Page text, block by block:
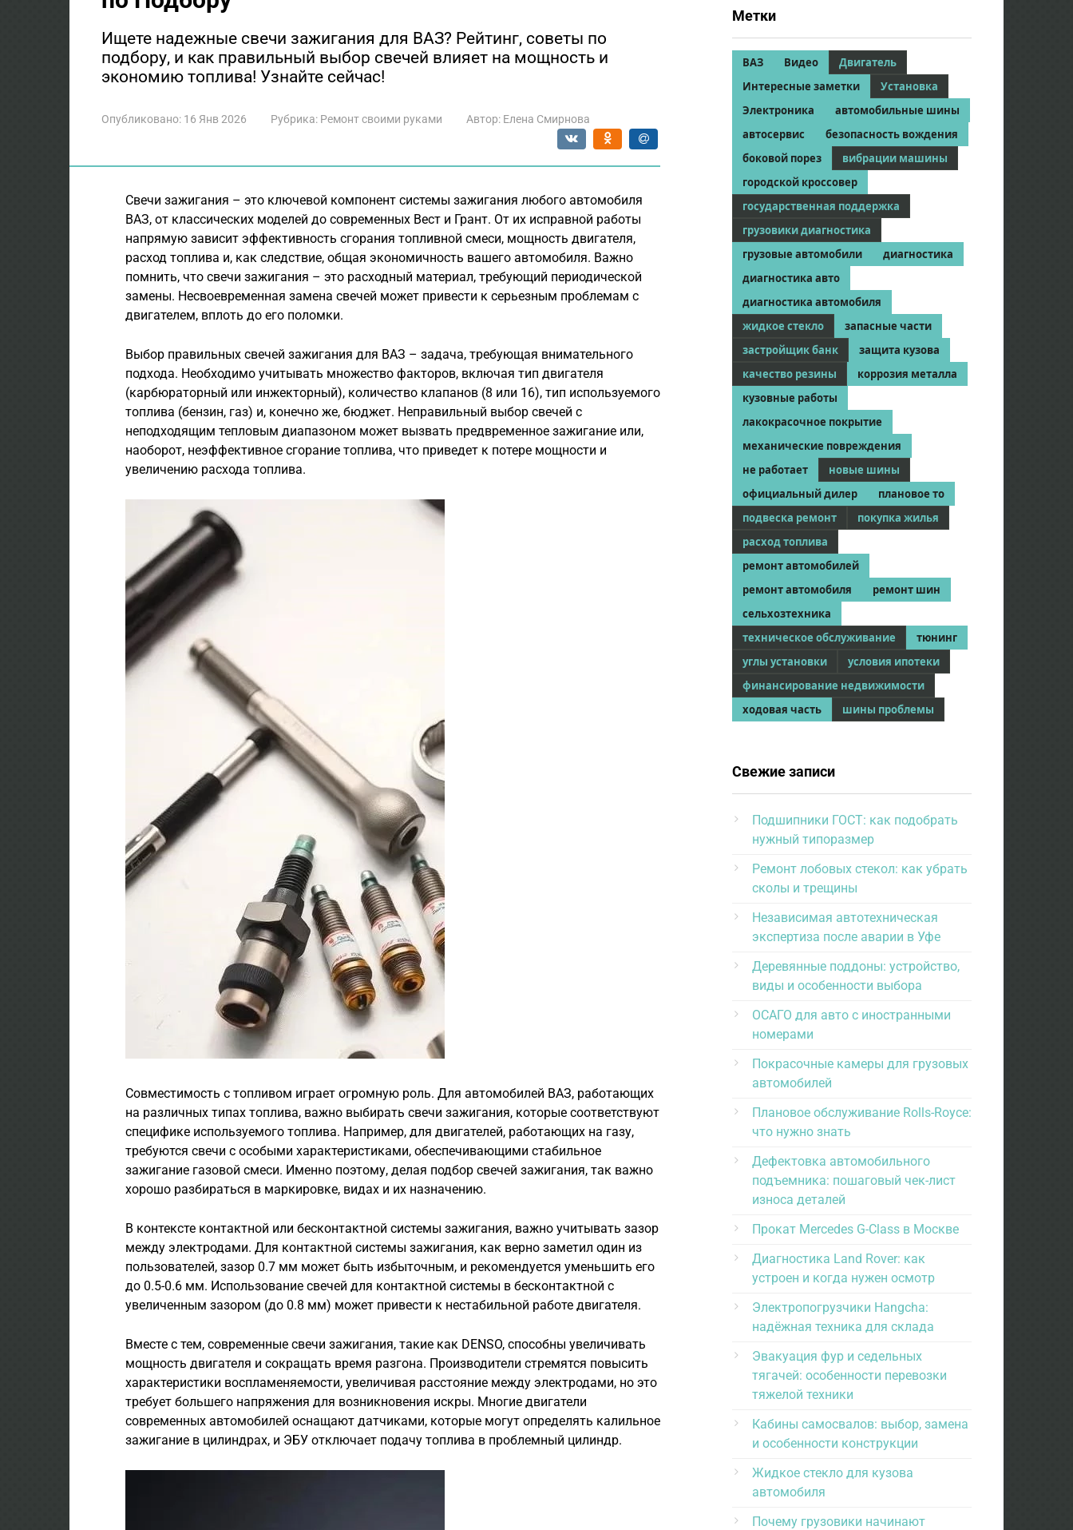
Ищете надежные свечи зажигания для ВАЗ? Рейтинг, советы по
подбору, и как правильный выбор свечей влияет на мощность и
экономию топлива! Узнайте сейчас!
Опубликовано: 16 Янв 2026 Рубрика: Ремонт своими руками Автор: Елена Смирнова
Свечи зажигания – это ключевой компонент системы зажигания любого автомобиля
ВАЗ, от классических моделей до современных Вест и Грант. От их исправной работы
напрямую зависит эффективность сгорания топливной смеси, мощность двигателя,
расход топлива и, как следствие, общая экономичность вашего автомобиля. Важно
помнить, что свечи зажигания – это расходный материал, требующий периодической
замены. Несвоевременная замена свечей может привести к серьезным проблемам с
двигателем, вплоть до его поломки.
Выбор правильных свечей зажигания для ВАЗ – задача, требующая внимательного
подхода. Необходимо учитывать множество факторов, включая тип двигателя
(карбюраторный или инжекторный), количество клапанов (8 или 16), тип используемого
топлива (бензин, газ) и, конечно же, бюджет. Неправильный выбор свечей с
неподходящим тепловым диапазоном может вызвать предвременное зажигание или,
наоборот, неэффективное сгорание топлива, что приведет к потере мощности и
увеличению расхода топлива.
Совместимость с топливом играет огромную роль. Для автомобилей ВАЗ, работающих
на различных типах топлива, важно выбирать свечи зажигания, которые соответствуют
специфике используемого топлива. Например, для двигателей, работающих на газу,
требуются свечи с особыми характеристиками, обеспечивающими стабильное
зажигание газовой смеси. Именно поэтому, делая подбор свечей зажигания, так важно
хорошо разбираться в маркировке, видах и их назначению.
В контексте контактной или бесконтактной системы зажигания, важно учитывать зазор
между электродами. Для контактной системы зажигания, как верно заметил один из
пользователей, зазор 0.7 мм может быть избыточным, и рекомендуется уменьшить его
до 0.5-0.6 мм. Использование свечей для контактной системы в бесконтактной с
увеличенным зазором (до 0.8 мм) может привести к нестабильной работе двигателя.
Вместе с тем, современные свечи зажигания, такие как DENSO, способны увеличивать
мощность двигателя и сокращать время разгона. Производители стремятся повысить
характеристики воспламеняемости, увеличивая расстояние между электродами, но это
требует большего напряжения для возникновения искры. Многие двигатели
современных автомобилей оснащают датчиками, которые могут определять калильное
зажигание в цилиндрах, и ЭБУ отключает подачу топлива в проблемный цилиндр.
Метки
ВАЗ Видео
Двигатель
Интересные заметки
Установка
Электроника
автомобильные шины
автосервис
безопасность вождения
боковой порез
вибрации машины
городской кроссовер
государственная поддержка
грузовики диагностика
грузовые автомобили
диагностика
диагностика авто
диагностика автомобиля
жидкое стекло
запасные части
застройщик банк
защита кузова
качество резины
коррозия металла
кузовные работы
лакокрасочное покрытие
механические повреждения
не работает
новые шины
официальный дилер
плановое то
подвеска ремонт
покупка жилья
расход топлива
ремонт автомобилей
ремонт автомобиля
ремонт шин
сельхозтехника
техническое обслуживание
тюнинг
углы установки
условия ипотеки
финансирование недвижимости
ходовая часть
шины проблемы
Свежие записи
Подшипники ГОСТ: как подобрать
нужный типоразмер
Ремонт лобовых стекол: как убрать
сколы и трещины
Независимая автотехническая
экспертиза после аварии в Уфе
Деревянные поддоны: устройство,
виды и особенности выбора
ОСАГО для авто с иностранными
номерами
Покрасочные камеры для грузовых
автомобилей
Плановое обслуживание Rolls-Royce:
что нужно знать
Дефектовка автомобильного
подъемника: пошаговый чек-лист
износа деталей
Прокат Mercedes G-Class в Москве
Диагностика Land Rover: как
устроен и когда нужен осмотр
Электропогрузчики Hangcha:
надёжная техника для склада
Эвакуация фур и седельных
тягачей: особенности перевозки
тяжелой техники
Кабины самосвалов: выбор, замена
и особенности конструкции
Жидкое стекло для кузова
автомобиля
Почему грузовики начинают